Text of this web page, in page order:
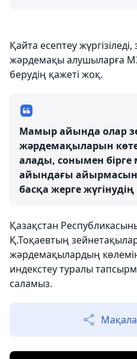
Қайта есептеу
жәрдемақы алушыларға
берудің қажеті жоқ.
Мамыр айында олар
жәрдемақыларын
алады, сонымен
айындағы айырмасын
басқа жерге
Қазақстан
Қ.Тоқаевтың
жәрдемақылардың
индекстеу туралы
саламыз.